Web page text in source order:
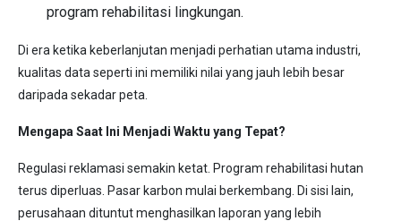
program rehabilitasi lingkungan.
Di era ketika keberlanjutan menjadi perhatian utama industri,
kualitas data seperti ini memiliki nilai yang jauh lebih besar
daripada sekadar peta.
Mengapa Saat Ini Menjadi Waktu yang Tepat?
Regulasi reklamasi semakin ketat. Program rehabilitasi hutan
terus diperluas. Pasar karbon mulai berkembang. Di sisi lain,
perusahaan dituntut menghasilkan laporan yang lebih